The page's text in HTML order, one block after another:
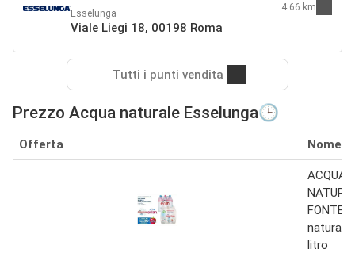
Esselunga
Viale Liegi 18, 00198 Roma
4.66 km
Tutti i punti vendita
Prezzo Acqua naturale Esselunga🕒
Offerta Nome
ACQUA
FONTE
litro